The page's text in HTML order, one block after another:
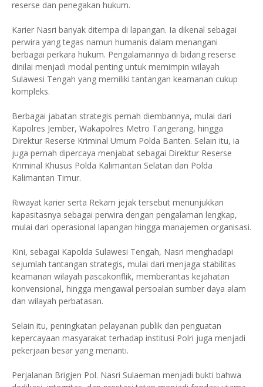
reserse dan penegakan hukum.
Karier Nasri banyak ditempa di lapangan. Ia dikenal sebagai
perwira yang tegas namun humanis dalam menangani
berbagai perkara hukum. Pengalamannya di bidang reserse
dinilai menjadi modal penting untuk memimpin wilayah
Sulawesi Tengah yang memiliki tantangan keamanan cukup
kompleks.
Berbagai jabatan strategis pernah diembannya, mulai dari
Kapolres Jember, Wakapolres Metro Tangerang, hingga
Direktur Reserse Kriminal Umum Polda Banten. Selain itu, ia
juga pernah dipercaya menjabat sebagai Direktur Reserse
Kriminal Khusus Polda Kalimantan Selatan dan Polda
Kalimantan Timur.
Riwayat karier serta Rekam jejak tersebut menunjukkan
kapasitasnya sebagai perwira dengan pengalaman lengkap,
mulai dari operasional lapangan hingga manajemen organisasi.
Kini, sebagai Kapolda Sulawesi Tengah, Nasri menghadapi
sejumlah tantangan strategis, mulai dari menjaga stabilitas
keamanan wilayah pascakonflik, memberantas kejahatan
konvensional, hingga mengawal persoalan sumber daya alam
dan wilayah perbatasan.
Selain itu, peningkatan pelayanan publik dan penguatan
kepercayaan masyarakat terhadap institusi Polri juga menjadi
pekerjaan besar yang menanti.
Perjalanan Brigjen Pol. Nasri Sulaeman menjadi bukti bahwa